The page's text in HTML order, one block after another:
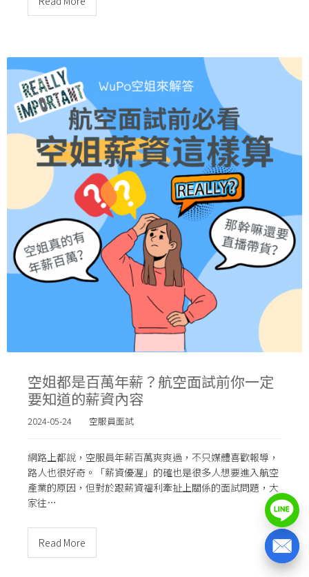
空姐都是百萬年薪？航空面試前你一定
要知道的薪資內容
2024-05-24 空服員面試
網路上都說，空服員年薪百萬爽爽過，不只媒體喜歡報導，
路人也很好奇。「薪資優渥」的確也是很多人想要進入航空
產業的原因，但對於跟薪資福利牽扯上關係的面試問題，大
家往…
Read More